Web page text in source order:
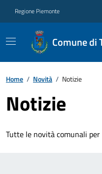
Regione Piemonte
Comune di
Home / Novità / Notizie
Notizie
Tutte le novità comunali